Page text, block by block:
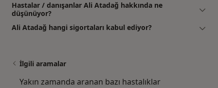
Hastalar / danışanlar Ali Atadağ hakkında ne
düşünüyor?
Ali Atadağ hangi sigortaları kabul ediyor?
İlgili aramalar
Yakın zamanda aranan bazı hastalıklar